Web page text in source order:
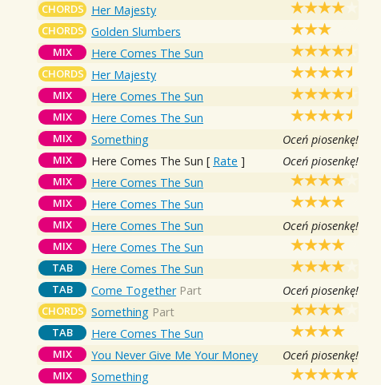
CHORDS Her Majesty
CHORDS Golden Slumbers
MIX Here Comes The Sun
CHORDS Her Majesty
MIX Here Comes The Sun
MIX Here Comes The Sun
MIX Something Oceń piosenkę!
MIX Here Comes The Sun [ Rate ] Oceń piosenkę!
MIX Here Comes The Sun
MIX Here Comes The Sun
MIX Here Comes The Sun Oceń piosenkę!
MIX Here Comes The Sun
TAB Here Comes The Sun
TAB Come Together Part Oceń piosenkę!
CHORDS Something Part
TAB Here Comes The Sun
MIX You Never Give Me Your Money Oceń piosenkę!
MIX Something